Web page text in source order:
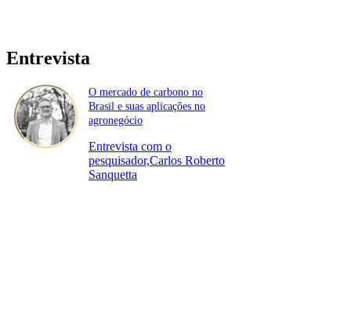
Entrevista
O mercado de carbono no
Brasil e suas aplicações no
agronegócio
Entrevista com o
pesquisador,Carlos Roberto
Sanquetta